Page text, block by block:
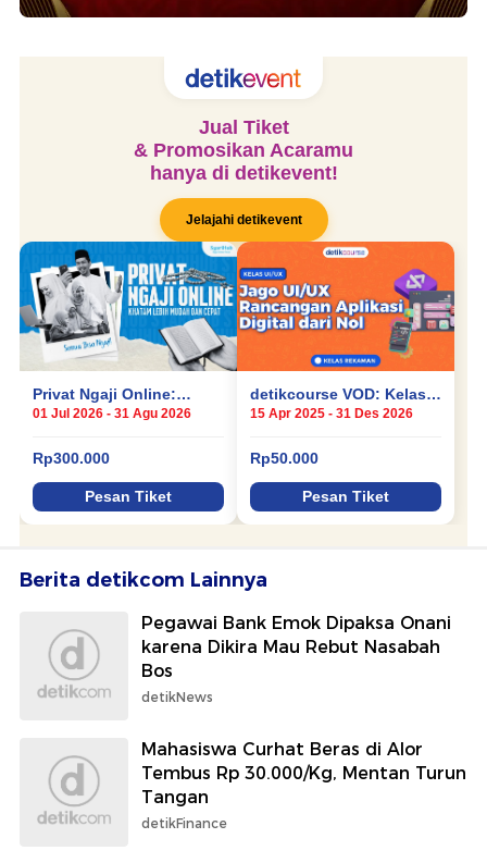
Berita detikcom Lainnya
Pegawai Bank Emok Dipaksa Onani
karena Dikira Mau Rebut Nasabah
Bos
detikNews
Mahasiswa Curhat Beras di Alor
Tembus Rp 30.000/Kg, Mentan Turun
Tangan
detikFinance